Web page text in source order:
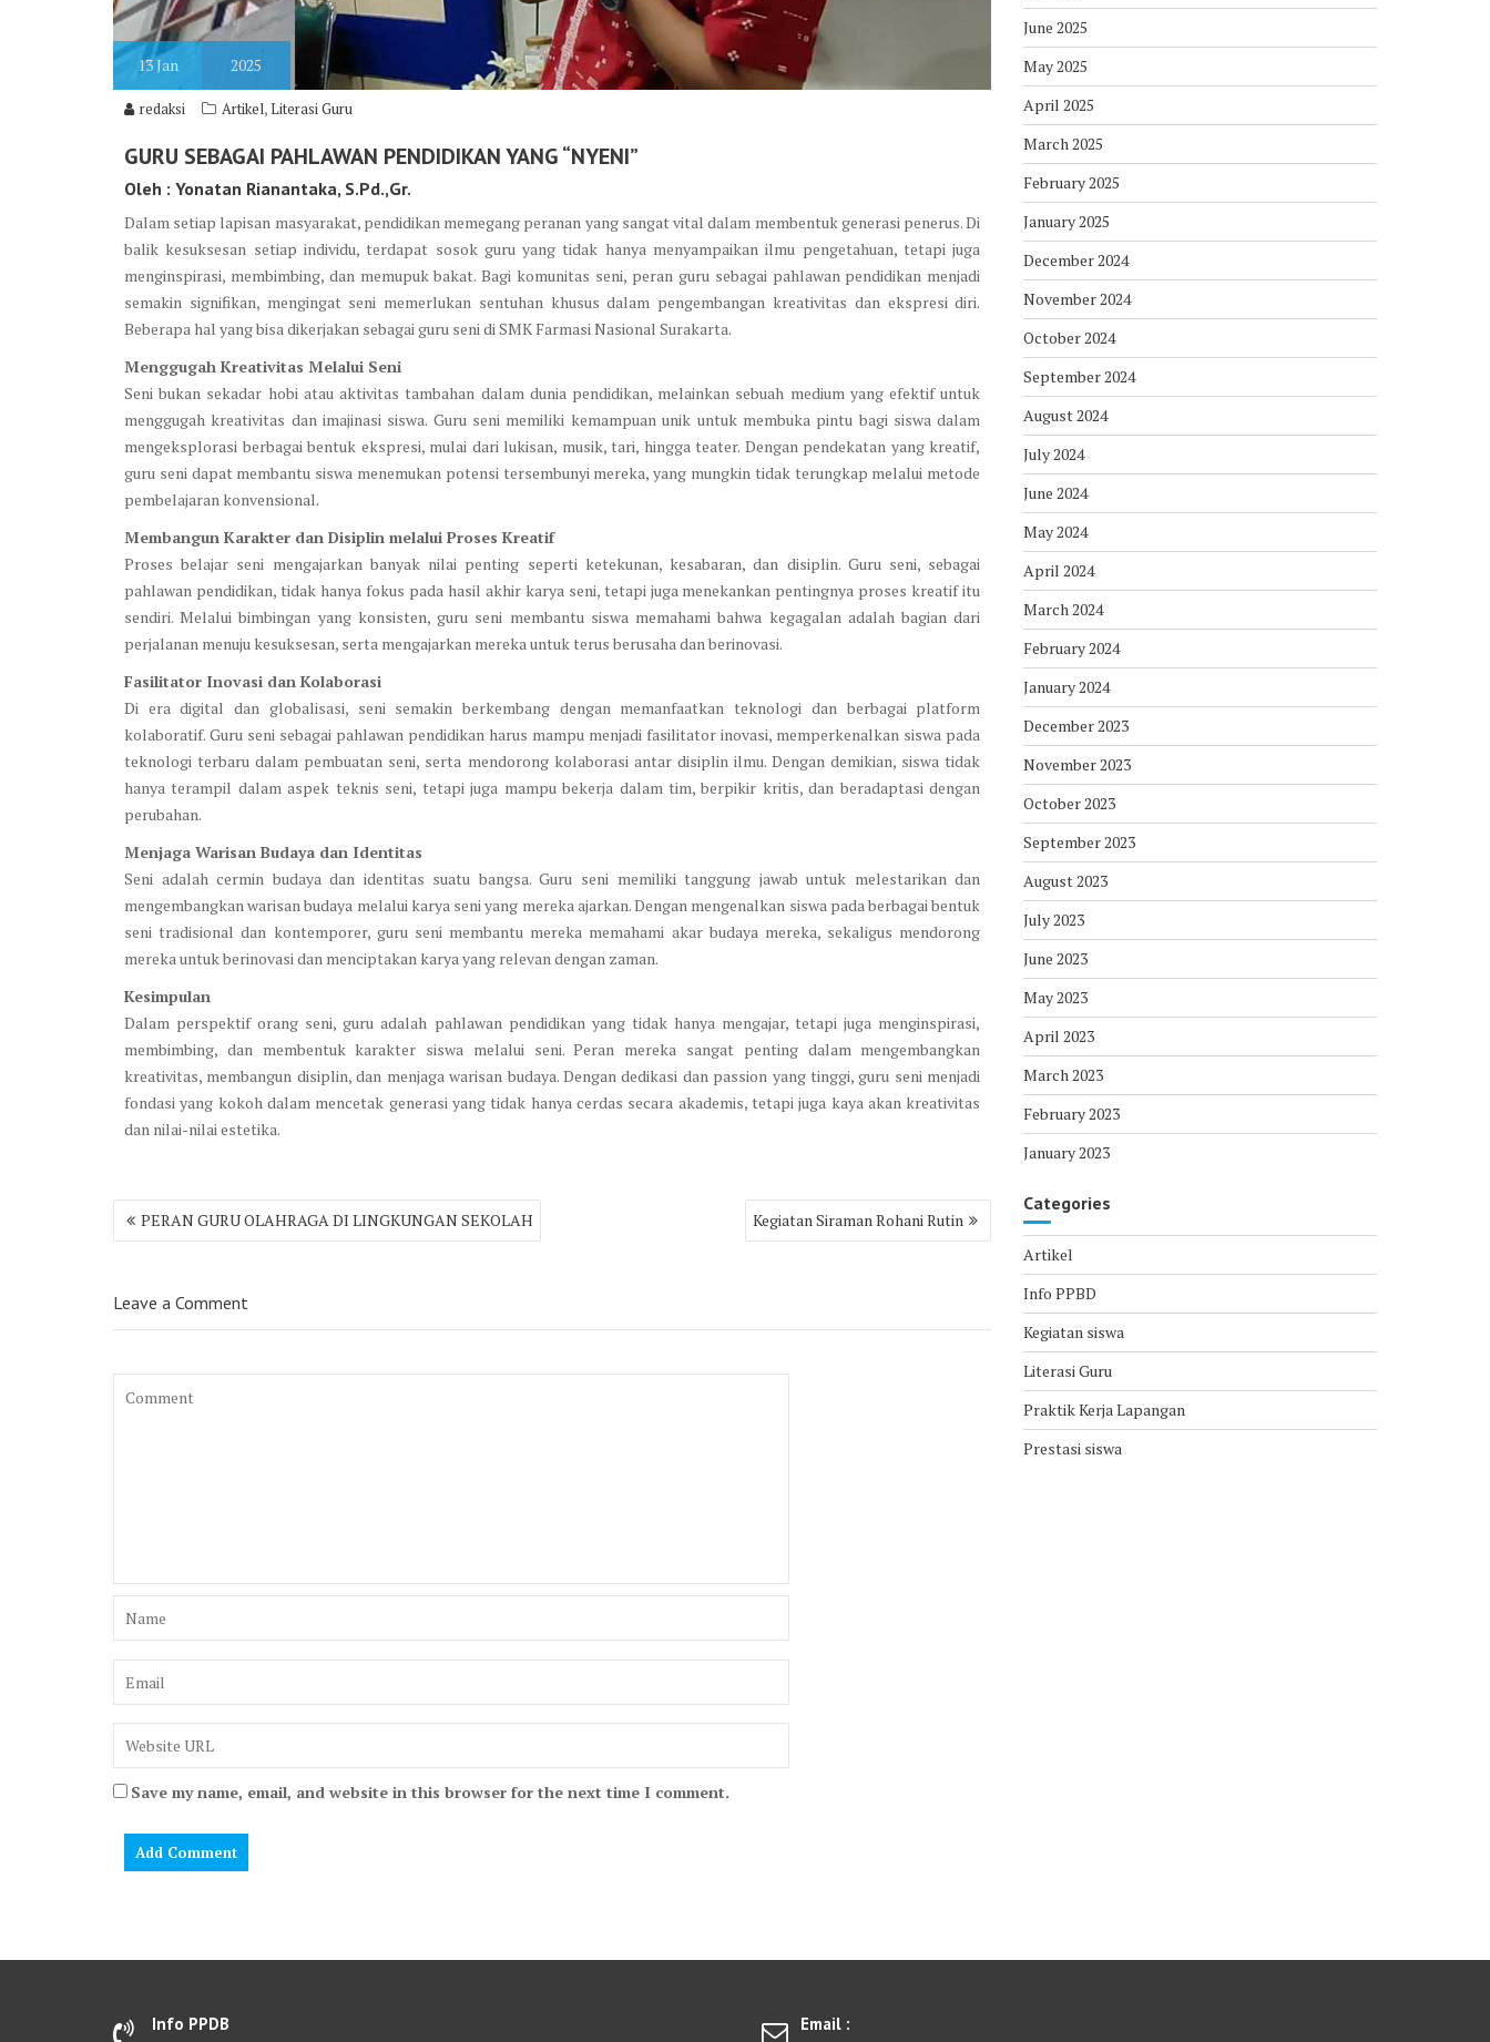
13Jan 2025
redaksi Artikel,Literasi Guru
GURU SEBAGAI PAHLAWAN PENDIDIKAN YANG “NYENI”
Oleh : Yonatan Rianantaka, S.Pd.,Gr.
Dalam setiap lapisan masyarakat, pendidikan memegang peranan yang sangat vital dalam membentuk generasi penerus. Di
balik kesuksesan setiap individu, terdapat sosok guru yang tidak hanya menyampaikan ilmu pengetahuan, tetapi juga
menginspirasi, membimbing, dan memupuk bakat. Bagi komunitas seni, peran guru sebagai pahlawan pendidikan menjadi
semakin signifikan, mengingat seni memerlukan sentuhan khusus dalam pengembangan kreativitas dan ekspresi diri.
Beberapa hal yang bisa dikerjakan sebagai guru seni di SMK Farmasi Nasional Surakarta.
Menggugah Kreativitas Melalui Seni
Seni bukan sekadar hobi atau aktivitas tambahan dalam dunia pendidikan, melainkan sebuah medium yang efektif untuk
menggugah kreativitas dan imajinasi siswa. Guru seni memiliki kemampuan unik untuk membuka pintu bagi siswa dalam
mengeksplorasi berbagai bentuk ekspresi, mulai dari lukisan, musik, tari, hingga teater. Dengan pendekatan yang kreatif,
guru seni dapat membantu siswa menemukan potensi tersembunyi mereka, yang mungkin tidak terungkap melalui metode
pembelajaran konvensional.
Membangun Karakter dan Disiplin melalui Proses Kreatif
Proses belajar seni mengajarkan banyak nilai penting seperti ketekunan, kesabaran, dan disiplin. Guru seni, sebagai
pahlawan pendidikan, tidak hanya fokus pada hasil akhir karya seni, tetapi juga menekankan pentingnya proses kreatif itu
sendiri. Melalui bimbingan yang konsisten, guru seni membantu siswa memahami bahwa kegagalan adalah bagian dari
perjalanan menuju kesuksesan, serta mengajarkan mereka untuk terus berusaha dan berinovasi.
Fasilitator Inovasi dan Kolaborasi
Di era digital dan globalisasi, seni semakin berkembang dengan memanfaatkan teknologi dan berbagai platform
kolaboratif. Guru seni sebagai pahlawan pendidikan harus mampu menjadi fasilitator inovasi, memperkenalkan siswa pada
teknologi terbaru dalam pembuatan seni, serta mendorong kolaborasi antar disiplin ilmu. Dengan demikian, siswa tidak
hanya terampil dalam aspek teknis seni, tetapi juga mampu bekerja dalam tim, berpikir kritis, dan beradaptasi dengan
perubahan.
Menjaga Warisan Budaya dan Identitas
Seni adalah cermin budaya dan identitas suatu bangsa. Guru seni memiliki tanggung jawab untuk melestarikan dan
mengembangkan warisan budaya melalui karya seni yang mereka ajarkan. Dengan mengenalkan siswa pada berbagai bentuk
seni tradisional dan kontemporer, guru seni membantu mereka memahami akar budaya mereka, sekaligus mendorong
mereka untuk berinovasi dan menciptakan karya yang relevan dengan zaman.
Kesimpulan
Dalam perspektif orang seni, guru adalah pahlawan pendidikan yang tidak hanya mengajar, tetapi juga menginspirasi,
membimbing, dan membentuk karakter siswa melalui seni. Peran mereka sangat penting dalam mengembangkan
kreativitas, membangun disiplin, dan menjaga warisan budaya. Dengan dedikasi dan passion yang tinggi, guru seni menjadi
fondasi yang kokoh dalam mencetak generasi yang tidak hanya cerdas secara akademis, tetapi juga kaya akan kreativitas
dan nilai-nilai estetika.
Post
navigation
PERAN GURU OLAHRAGA DI LINGKUNGAN SEKOLAH Kegiatan Siraman Rohani Rutin
Leave a Comment
Save my name, email, and website in this browser for the next time I comment.
June 2025
May 2025
April 2025
March 2025
February 2025
January 2025
December 2024
November 2024
October 2024
September 2024
August 2024
July 2024
June 2024
May 2024
April 2024
March 2024
February 2024
January 2024
December 2023
November 2023
October 2023
September 2023
August 2023
July 2023
June 2023
May 2023
April 2023
March 2023
February 2023
January 2023
Categories
Artikel
Info PPBD
Kegiatan siswa
Literasi Guru
Praktik Kerja Lapangan
Prestasi siswa
Info PPDB
Email :